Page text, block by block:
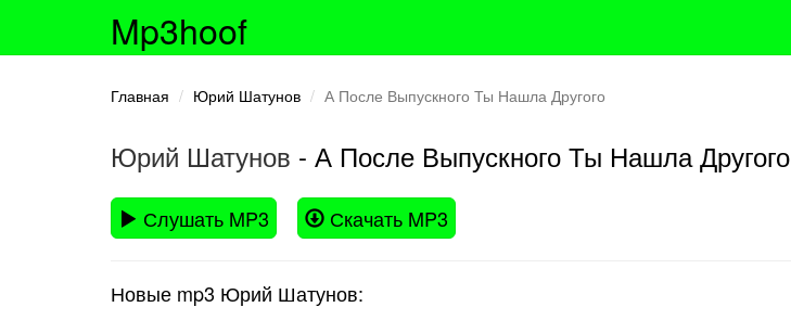
Mp3hoof
Главная Юрий Шатунов А После Выпускного Ты Нашла Другого
Юрий Шатунов - А После Выпускного Ты Нашла Другого
Слушать MP3 Скачать MP3
Новые mp3 Юрий Шатунов: